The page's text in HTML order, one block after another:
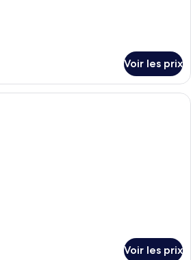
Voir les prix
Un balcon agrémenté de meubles
Voir les prix